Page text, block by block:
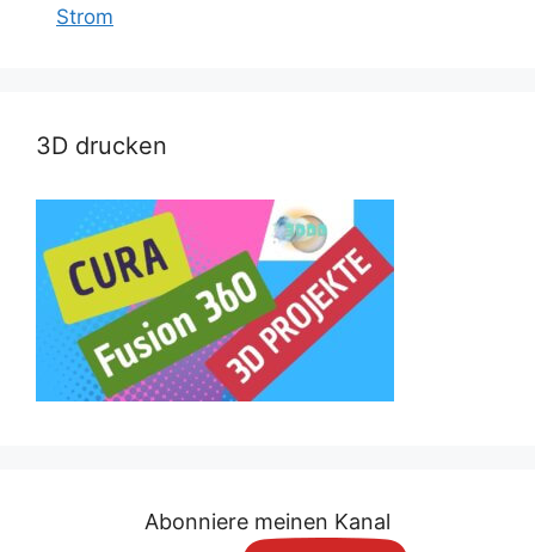
Strom
3D drucken
Abonniere meinen Kanal